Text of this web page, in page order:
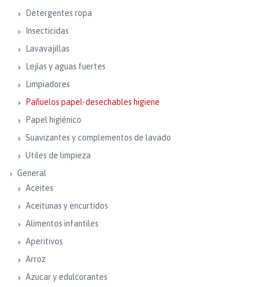
Detergentes ropa
Insecticidas
Lavavajillas
Lejías y aguas fuertes
Limpiadores
Pañuelos papel-desechables higiene
Papel higiénico
Suavizantes y complementos de lavado
Utiles de limpieza
General
Aceites
Aceitunas y encurtidos
Alimentos infantiles
Aperitivos
Arroz
Azucar y edulcorantes